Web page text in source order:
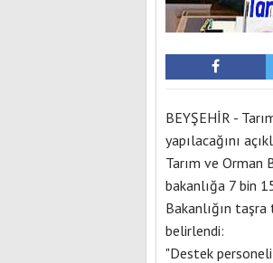
BEYŞEHİR -
yapılacağını
Tarım ve Orman
bakanlığa 7 bin
Bakanlığın
belirlendi:
"Destek